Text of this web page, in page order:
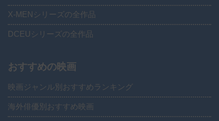
X-MENシリーズの全作品
DCEUシリーズの全作品
おすすめの映画
映画ジャンル別おすすめランキング
海外俳優別おすすめ映画